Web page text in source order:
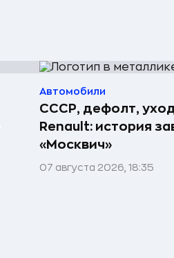
Автомобили
СССР, дефолт,
Renault: история
«Москвич»
07 августа 2026, 18:35